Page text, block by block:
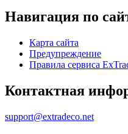
Навигация по
Карта сайта
Предупреждение
Правила сервиса
Контактная
support@extradeco.net